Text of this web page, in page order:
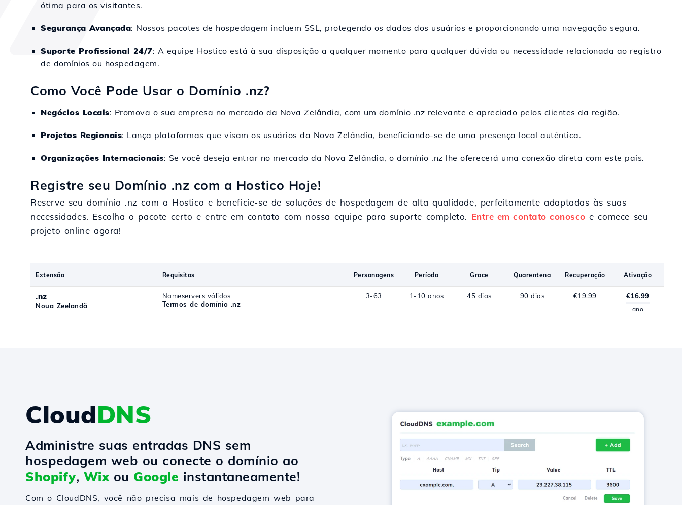
ótima para os visitantes.
Segurança Avançada: Nossos pacotes de hospedagem incluem SSL, protegendo os dados dos usuários e proporcionando uma navegação segura.
Suporte Profissional 24/7: A equipe Hostico está à sua disposição a qualquer momento para qualquer dúvida ou necessidade relacionada ao registro
de domínios ou hospedagem.
Como Você Pode Usar o Domínio .nz?
Negócios Locais: Promova o sua empresa no mercado da Nova Zelândia, com um domínio .nz relevante e apreciado pelos clientes da região.
Projetos Regionais: Lança plataformas que visam os usuários da Nova Zelândia, beneficiando-se de uma presença local autêntica.
Organizações Internacionais: Se você deseja entrar no mercado da Nova Zelândia, o domínio .nz lhe oferecerá uma conexão direta com este país.
Registre seu Domínio .nz com a Hostico Hoje!
Reserve seu domínio .nz com a Hostico e beneficie-se de soluções de hospedagem de alta qualidade, perfeitamente adaptadas às suas
necessidades. Escolha o pacote certo e entre em contato com nossa equipe para suporte completo. Entre em contato conosco e comece seu
projeto online agora!
Extensão Requisitos Personagens Período Grace Quarentena Recuperação Ativação
.nz
Noua Zeelandă
Nameservers válidos
Termos de domínio .nz
3-63 1-10 anos 45 dias 90 dias €19.99 €16.99
ano
CloudDNS
Administre suas entradas DNS sem
hospedagem web ou conecte o domínio ao
Shopify, Wixou Google instantaneamente!
Com o CloudDNS, você não precisa mais de hospedagem web para